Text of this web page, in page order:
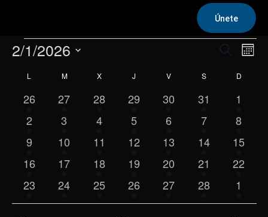
Únete
Eventos
vistas
de
Buscar
Mes
2/1/2026
Calendario
de
Eventos
L MMARTESXMIÉRCOLES
J V VIERNESSSÁBADO D
3
eventos
26
6
eventos
27
3
eventos
28
3
eventos
29
8
eventos
30
3
eventos
31
2
1
3
eventos
2
5
eventos
3
2
eventos
4
4
eventos
5
5
eventos
6
5
eventos
7
7
8
6
eventos
9
8
eventos
10
6
eventos
11
5
eventos
12
7
eventos
13
11
eventos
14
8
15
5
eventos
16
11
eventos
17
7
eventos
18
10
eventos
19
8
eventos
20
6
eventos
21
7
22
7
eventos
23
13
eventos
24
9
eventos
25
7
eventos
26
7
eventos
27
7
eventos
28
6
1